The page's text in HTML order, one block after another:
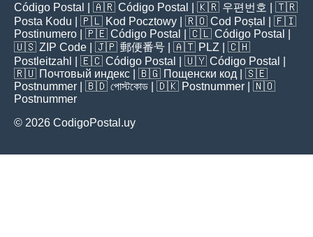
Código Postal
| 🇦🇷 Código Postal | 🇰🇷 우편번호
| 🇹🇷
Posta Kodu | 🇵🇱 Kod Pocztowy | 🇷🇴 Cod Poștal
| 🇫🇮
Postinumero | 🇵🇪 Código Postal | 🇨🇱 Código Postal
🇺🇸 ZIP Code | 🇯🇵 郵便番号 | 🇦🇹 PLZ | 🇨🇭
Postleitzahl
| 🇪🇨 Código Postal | 🇺🇾 Código Postal
🇷🇺 Почтовый индекс | 🇧🇬 Пощенски код | 🇸🇪
Postnummer | 🇧🇩 পোস্টকোড | 🇩🇰 Postnummer | 🇳🇴
Postnummer
© 2026 CodigoPostal.uy